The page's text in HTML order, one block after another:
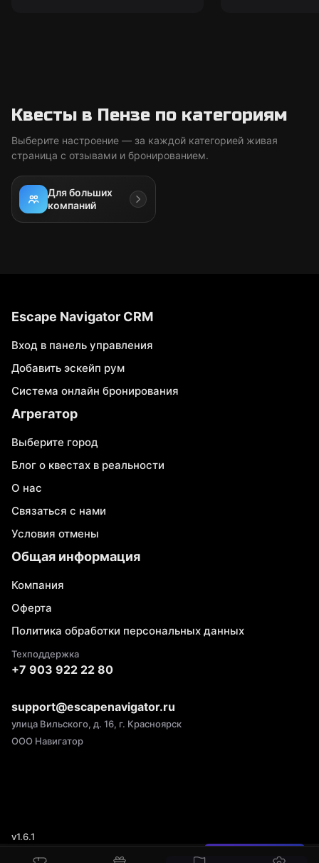
Квесты в Пензе по категориям
Выберите настроение — за каждой категорией живая
страница с отзывами и бронированием.
Для больших
компаний
Нашли ошибку?
Escape Navigator CRM
Вход в панель управления
Добавить эскейп рум
Система онлайн бронирования
Агрегатор
Выберите город
Блог о квестах в реальности
О нас
Связаться с нами
Условия отмены
Общая информация
Компания
Оферта
Политика обработки персональных данных
Техподдержка
+7 903 922 22 80
support@escapenavigator.ru
улица Вильского, д. 16, г. Красноярск
ООО Навигатор
v1.6.1